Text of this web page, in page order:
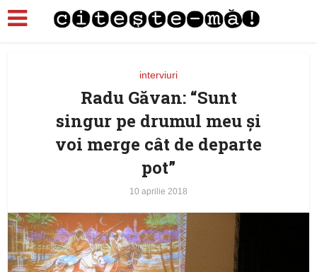
interviuri
Radu Găvan: “Sunt
singur pe drumul meu şi
voi merge cât de departe
pot”
10 aprilie 2018